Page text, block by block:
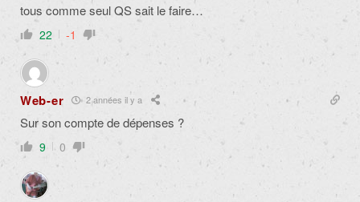
tous comme seul QS sait le faire…
22 -1
Web-er 2 années il y a
Sur son compte de dépenses ?
9 0